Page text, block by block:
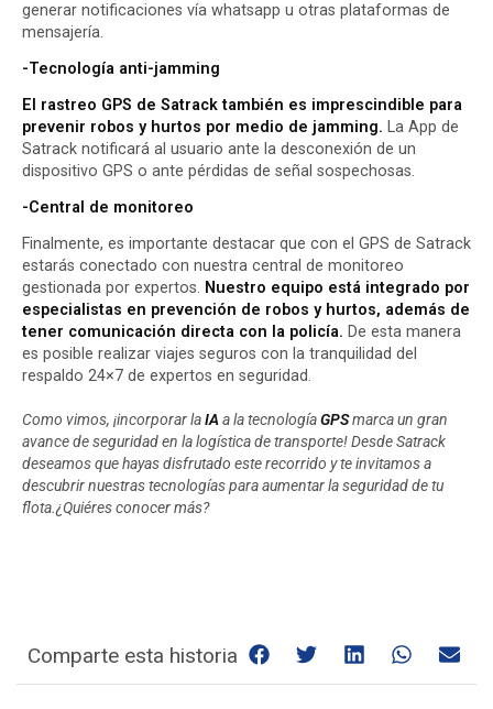
generar notificaciones vía whatsapp u otras plataformas de
mensajería.
-Tecnología anti-jamming
El rastreo GPS de Satrack también es imprescindible para
prevenir robos y hurtos por medio de jamming. La App de
Satrack notificará al usuario ante la desconexión de un
dispositivo GPS o ante pérdidas de señal sospechosas.
-Central de monitoreo
Finalmente, es importante destacar que con el GPS de Satrack
estarás conectado con nuestra central de monitoreo
gestionada por expertos. Nuestro equipo está integrado por
especialistas en prevención de robos y hurtos, además de
tener comunicación directa con la policía. De esta manera
es posible realizar viajes seguros con la tranquilidad del
respaldo 24×7 de expertos en seguridad.
Como vimos, ¡incorporar laIAa la tecnologíaGPSmarca un gran
avance de seguridad en la logística de transporte! Desde Satrack
deseamos que hayas disfrutado este recorrido y te invitamos a
descubrir nuestras tecnologías para aumentar la seguridad de tu
flota.¿Quiéres conocer más?
Comparte esta historia